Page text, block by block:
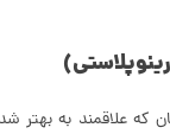
که علاقمند به بهتر